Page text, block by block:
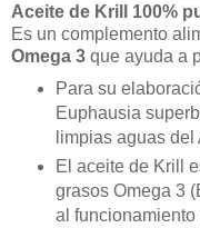
Aceite de Krill 100%
Es un complemento
Omega 3 que ayuda a
Para su
Euphausia
limpias aguas del
El aceite de Krill
grasos Omega 3
al